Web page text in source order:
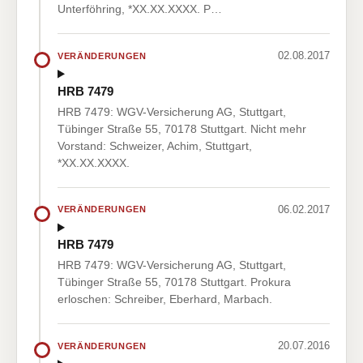
Unterföhring, *XX.XX.XXXX. P…
VERÄNDERUNGEN 02.08.2017
HRB 7479
HRB 7479: WGV-Versicherung AG, Stuttgart,
Tübinger Straße 55, 70178 Stuttgart. Nicht mehr
Vorstand: Schweizer, Achim, Stuttgart,
*XX.XX.XXXX.
VERÄNDERUNGEN 06.02.2017
HRB 7479
HRB 7479: WGV-Versicherung AG, Stuttgart,
Tübinger Straße 55, 70178 Stuttgart. Prokura
erloschen: Schreiber, Eberhard, Marbach.
VERÄNDERUNGEN 20.07.2016